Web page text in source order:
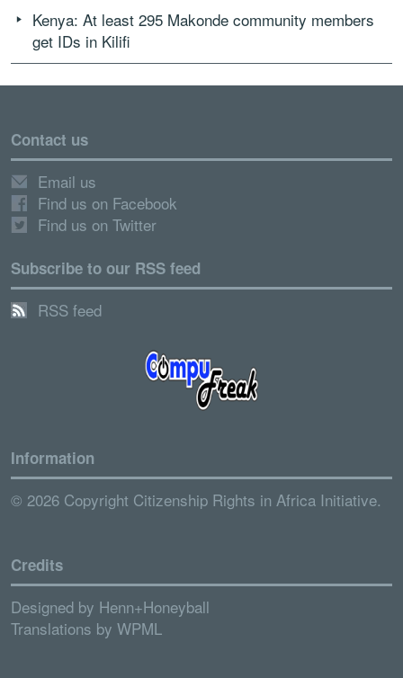
Kenya: At least 295 Makonde community members
get IDs in Kilifi
Contact us
Email us
Find us on Facebook
Find us on Twitter
Subscribe to our RSS feed
RSS feed
Information
© 2026 Copyright Citizenship Rights in Africa Initiative.
Credits
Designed by Henn+Honeyball
Translations by WPML